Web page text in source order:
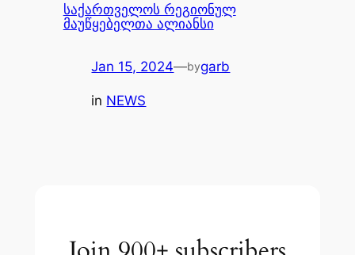
საქართველოს რეგიონულ
მაუწყებელთა ალიანსი
Jan 15, 2024—bygarb
in NEWS